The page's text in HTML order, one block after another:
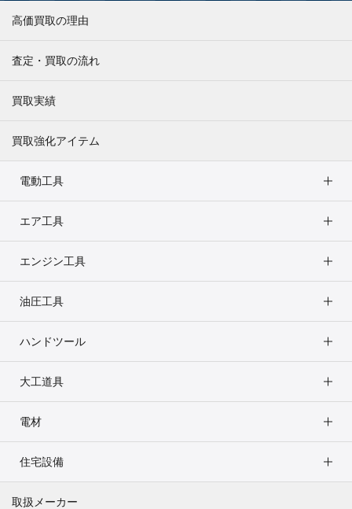
高価買取の理由
査定・買取の流れ
買取実績
買取強化アイテム
電動工具
エア工具
エンジン工具
油圧工具
ハンドツール
大工道具
電材
住宅設備
取扱メーカー